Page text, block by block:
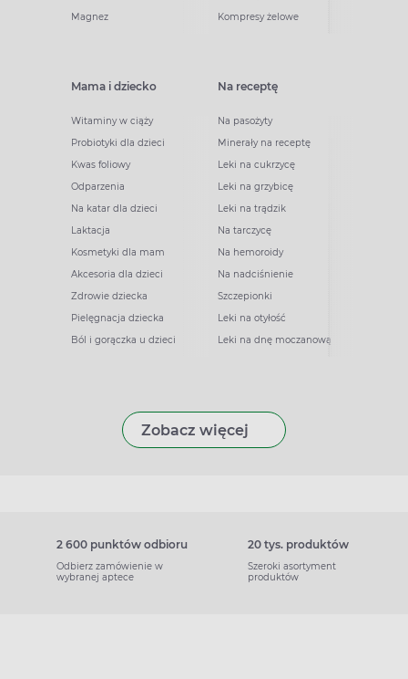
Magnez
Kompresy żelowe
Mama i dziecko
Witaminy w ciąży
Probiotyki dla dzieci
Kwas foliowy
Odparzenia
Na katar dla dzieci
Laktacja
Kosmetyki dla mam
Akcesoria dla dzieci
Zdrowie dziecka
Pielęgnacja dziecka
Ból i gorączka u dzieci
Na receptę
Na pasożyty
Minerały na receptę
Leki na cukrzycę
Leki na grzybicę
Leki na trądzik
Na tarczycę
Na hemoroidy
Na nadciśnienie
Szczepionki
Leki na otyłość
Leki na dnę moczanową
Zobacz więcej
2 600 punktów odbioru
Odbierz zamówienie w
wybranej aptece
20 tys. produktów
Szeroki asortyment
produktów